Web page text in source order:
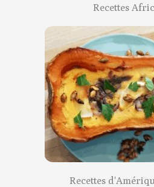
Recettes
Recettes